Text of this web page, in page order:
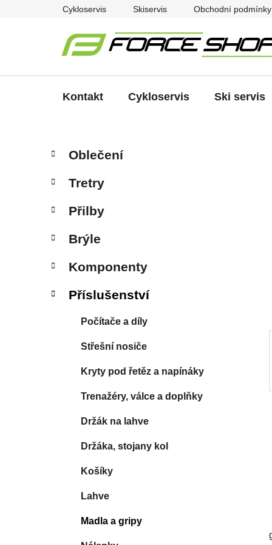
Cykloservis Skiservis Obchodní podmínky
Kontakt Cykloservis Ski servis
P
s
r
n
n
p
kategorie
a
e
o
i
Oblečení
Tretry
Přilby
Brýle
Komponenty
Příslušenství
Počítače a díly
Střešní nosiče
Kryty pod řetěz a napínáky
Trenažéry, válce a doplňky
Držák na lahve
Držáka, stojany kol
Košíky
Lahve
Madla a gripy